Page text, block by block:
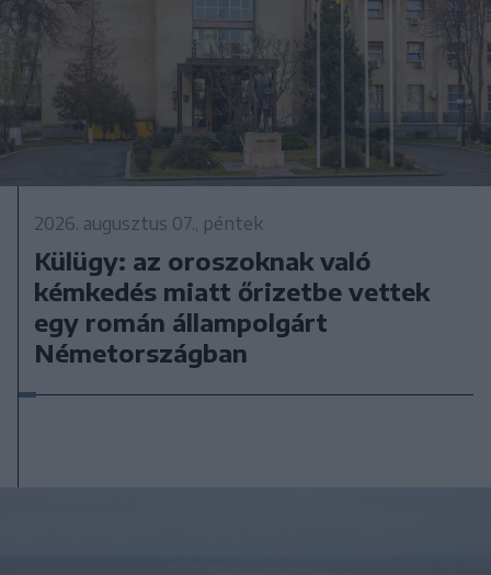
2026. augusztus 07., péntek
Külügy: az oroszoknak való
kémkedés miatt őrizetbe vettek
egy román állampolgárt
Németországban